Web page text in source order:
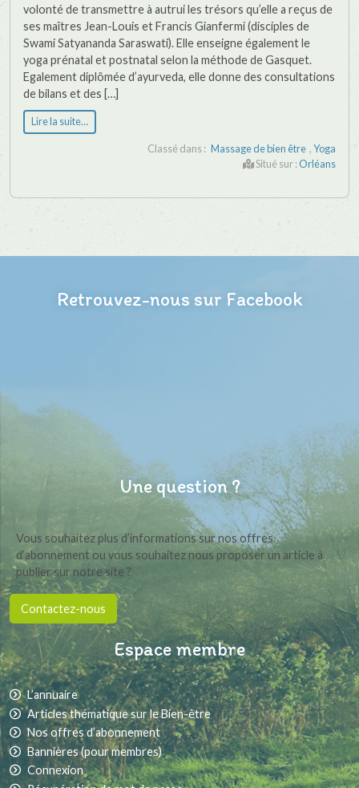
volonté de transmettre à autrui les trésors qu’elle a reçus de
ses maîtres Jean-Louis et Francis Gianfermi (disciples de
Swami Satyananda Saraswati). Elle enseigne également le
yoga prénatal et postnatal selon la méthode de Gasquet.
Egalement diplômée d’ayurveda, elle donne des consultations
de bilans et des […]
Lire la suite…
Classé dans : Massage de bien être ,Yoga
Situé sur :Orléans
Retrouvez-nous sur Facebook
Une question ?
Vous souhaitez plus d’informations sur nos offres
d’abonnement ou vous souhaitez nous proposer un article à
publier sur notre site ?
Contactez-nous
Espace membre
L’annuaire
Articles thématique sur le Bien-être
Nos offres d’abonnement
Bannières (pour membres)
Connexion